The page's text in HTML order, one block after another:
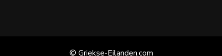
© Griekse-Eilanden.com